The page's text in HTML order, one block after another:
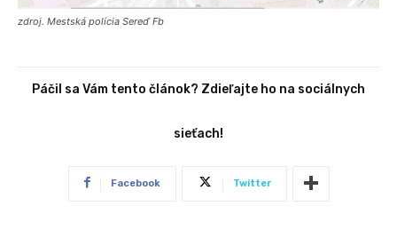
zdroj. Mestská polícia Sereď Fb
Páčil sa Vám tento článok? Zdieľajte ho na sociálnych
sieťach!
Facebook Twitter